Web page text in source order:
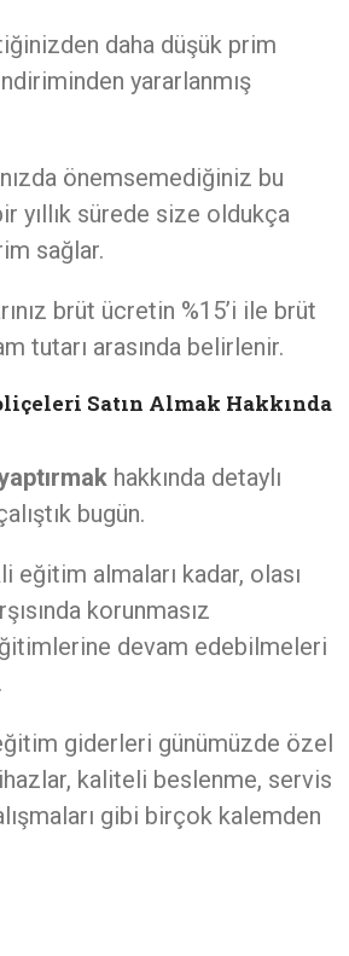
daha düşük prim
yararlanmış
önemsemediğiniz bu
yıllık sürede size oldukça
sağlar.
brüt ücretin %15’i ile brüt
tutarı arasında belirlenir.
Satın Almak Hakkında
hakkında detaylı
bugün.
eğitim almaları kadar, olası
korunmasız
devam edebilmeleri
giderleri günümüzde özel
kaliteli beslenme, servis
gibi birçok kalemden